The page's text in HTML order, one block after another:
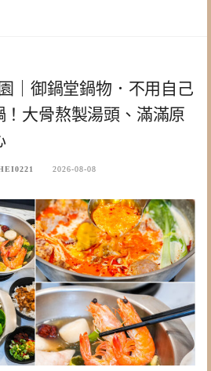
｜御鍋堂鍋物．不用自己
大骨熬製湯頭、滿滿原
2026-08-08